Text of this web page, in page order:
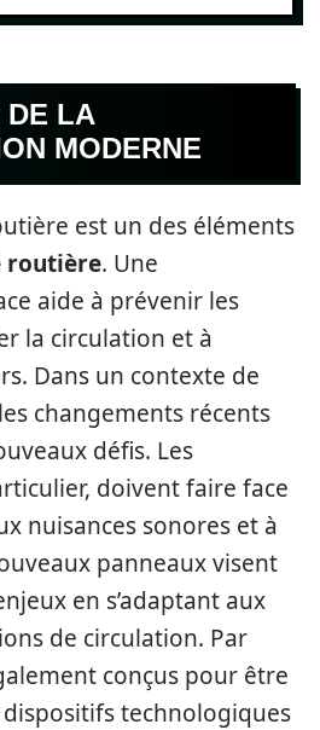
DE LA
MODERNE
est un des éléments
routière. Une
aide à prévenir les
la circulation et à
Dans un contexte de
changements récents
défis. Les
doivent faire face
nuisances sonores et à
panneaux visent
en s’adaptant aux
de circulation. Par
conçus pour être
technologiques